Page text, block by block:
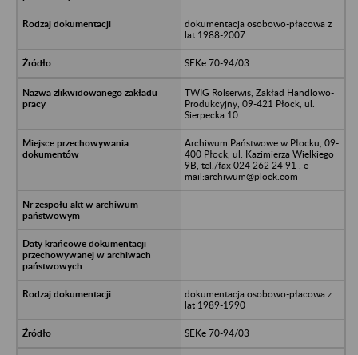
dokumentacja osobowo-płacowa z
lat 1988-2007
SEKe 70-94/03
TWIG Rolserwis, Zakład Handlowo-
Produkcyjny, 09-421 Płock, ul.
Sierpecka 10
Archiwum Państwowe w Płocku, 09-
400 Płock, ul. Kazimierza Wielkiego
9B, tel./fax 024 262 24 91 , e-
mail:archiwum@plock.com
dokumentacja osobowo-płacowa z
lat 1989-1990
SEKe 70-94/03